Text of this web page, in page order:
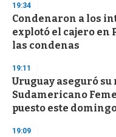
19:34
Condenaron a los
explotó el cajero en
las condenas
19:11
Uruguay aseguró
Sudamericano
puesto este
19:09